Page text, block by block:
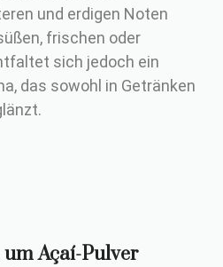
und erdigen Noten
frischen oder
sich jedoch ein
das sowohl in Getränken
um Açaí-Pulver